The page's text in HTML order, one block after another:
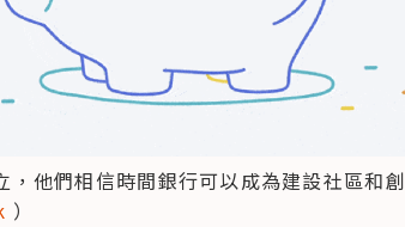
他們相信時間銀行可以成為建設社區和創
）